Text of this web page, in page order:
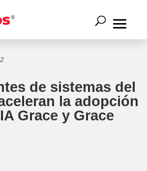
de sistemas del
la adopción
Grace y Grace